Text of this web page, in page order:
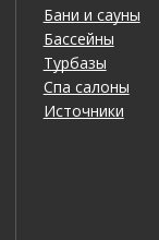
Бани и сауны
Бассейны
Турбазы
Спа салоны
Источники